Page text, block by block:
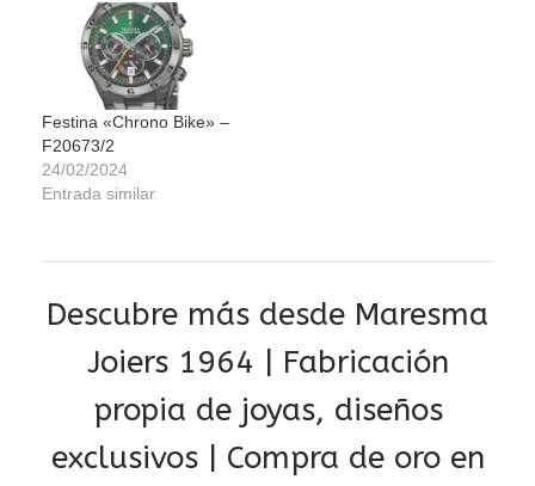
Festina «Chrono Bike» –
F20673/2
24/02/2024
Entrada similar
Descubre más desde Maresma
Joiers 1964 | Fabricación
propia de joyas, diseños
exclusivos | Compra de oro en